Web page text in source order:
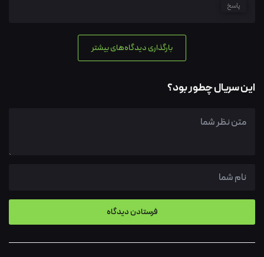
پاسخ
بارگذاری دیدگاه‌های بیشتر
این سریال چطور بود؟